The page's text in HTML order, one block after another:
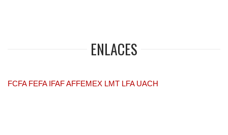
ENLACES
FCFA FEFA IFAFAFFEMEX LMT LFA UACH